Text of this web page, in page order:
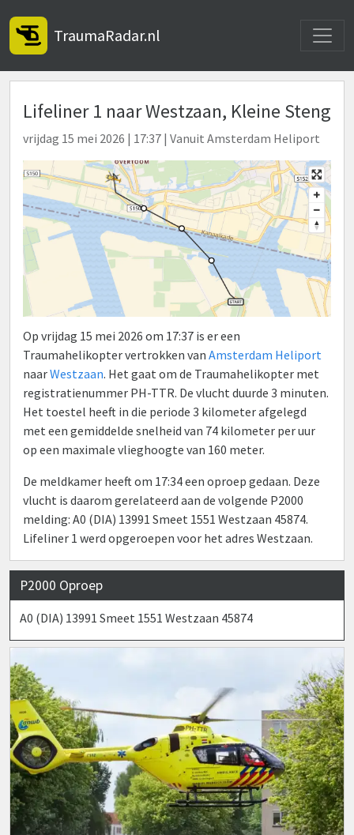
TraumaRadar.nl
Lifeliner 1 naar Westzaan, Kleine Steng
vrijdag 15 mei 2026 | 17:37 | Vanuit Amsterdam Heliport
Op vrijdag 15 mei 2026 om 17:37 is er een
Traumahelikopter vertrokken van Amsterdam Heliport
naarWestzaan. Het gaat om de Traumahelikopter met
registratienummer PH-TTR. De vlucht duurde 3 minuten.
Het toestel heeft in die periode 3 kilometer afgelegd
met een gemiddelde snelheid van 74 kilometer per uur
op een maximale vlieghoogte van 160 meter.
De meldkamer heeft om 17:34 een oproep gedaan. Deze
vlucht is daarom gerelateerd aan de volgende P2000
melding: A0 (DIA) 13991 Smeet 1551 Westzaan 45874.
Lifeliner 1 werd opgeroepen voor het adres Westzaan.
P2000 Oproep
A0 (DIA) 13991 Smeet 1551 Westzaan 45874